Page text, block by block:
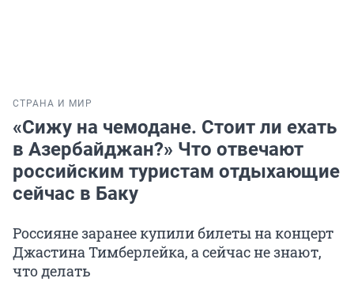
СТРАНА И МИР
«Сижу на чемодане. Стоит ли ехать
в Азербайджан?» Что отвечают
российским туристам отдыхающие
сейчас в Баку
Россияне заранее купили билеты на концерт
Джастина Тимберлейка, а сейчас не знают,
что делать